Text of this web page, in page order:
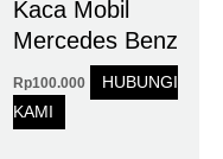
Kaca Mobil
Mercedes Benz
Rp100.000
HUBUNGI
KAMI